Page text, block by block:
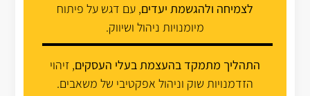
לצמיחה ולהגשמת יעדים, עם דגש על פיתוח
מיומנויות ניהול ושיווק.
התהליך מתמקד בהעצמת בעלי העסקים, זיהוי
הזדמנויות שוק וניהול אפקטיבי של משאבים.